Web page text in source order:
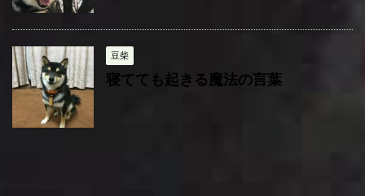
豆柴
寝てても起きる魔法の言葉